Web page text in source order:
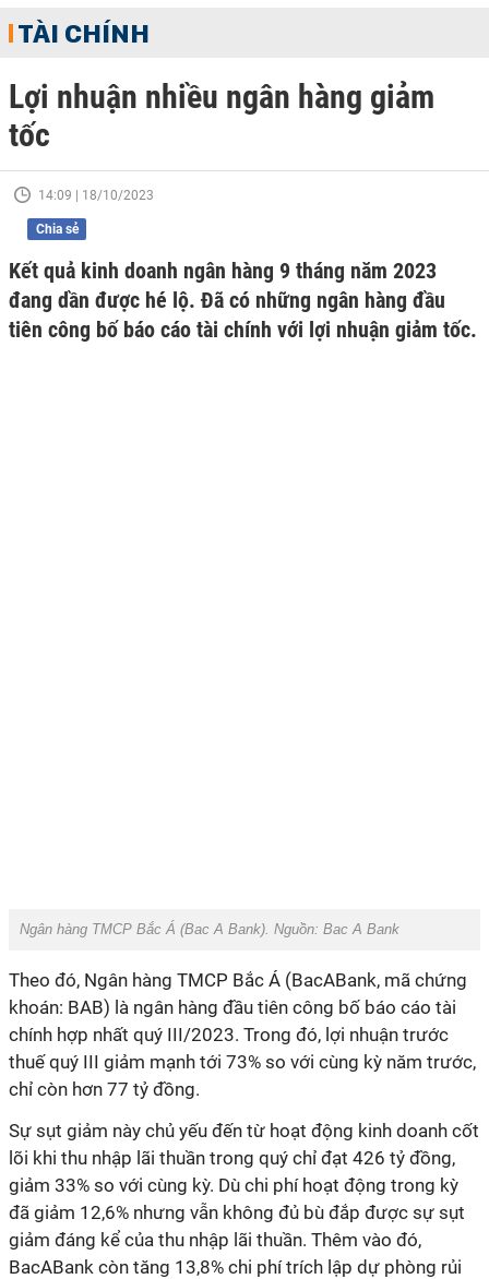
TÀI CHÍNH
Lợi nhuận nhiều ngân hàng giảm
tốc
14:09 | 18/10/2023
Chia sẻ
Kết quả kinh doanh ngân hàng 9 tháng năm 2023
đang dần được hé lộ. Đã có những ngân hàng đầu
tiên công bố báo cáo tài chính với lợi nhuận giảm tốc.
Ngân hàng TMCP Bắc Á (Bac A Bank). Nguồn: Bac A Bank
Theo đó, Ngân hàng TMCP Bắc Á (BacABank, mã chứng
khoán: BAB) là ngân hàng đầu tiên công bố báo cáo tài
chính hợp nhất quý III/2023. Trong đó, lợi nhuận trước
thuế quý III giảm mạnh tới 73% so với cùng kỳ năm trước,
chỉ còn hơn 77 tỷ đồng.
Sự sụt giảm này chủ yếu đến từ hoạt động kinh doanh cốt
lõi khi thu nhập lãi thuần trong quý chỉ đạt 426 tỷ đồng,
giảm 33% so với cùng kỳ. Dù chi phí hoạt động trong kỳ
đã giảm 12,6% nhưng vẫn không đủ bù đắp được sự sụt
giảm đáng kể của thu nhập lãi thuần. Thêm vào đó,
BacABank còn tăng 13,8% chi phí trích lập dự phòng rủi